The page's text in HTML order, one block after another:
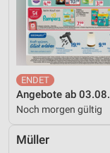
Angebote ab 03.08.
Noch morgen gültig
Müller